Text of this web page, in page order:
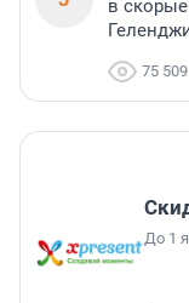
в
75 509
До 1